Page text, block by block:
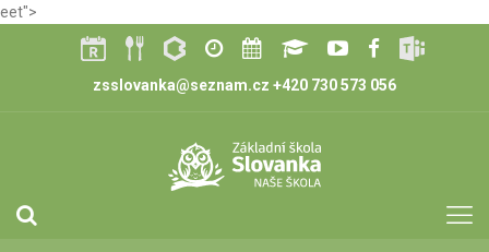
eet">
zsslovanka@seznam.cz +420 730 573 056